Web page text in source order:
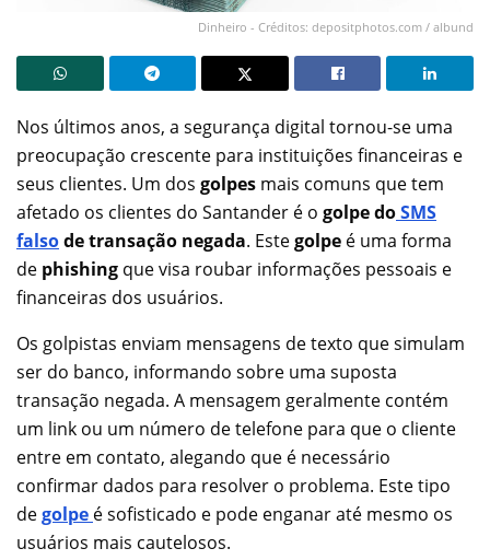
Dinheiro - Créditos: depositphotos.com / albund
Nos últimos anos, a segurança digital tornou-se uma
preocupação crescente para instituições financeiras e
seus clientes. Um dos golpes mais comuns que tem
afetado os clientes do Santander é o golpe doSMS
falsode transação negada. Estegolpe é uma forma
de phishing que visa roubar informações pessoais e
financeiras dos usuários.
Os golpistas enviam mensagens de texto que simulam
ser do banco, informando sobre uma suposta
transação negada. A mensagem geralmente contém
um link ou um número de telefone para que o cliente
entre em contato, alegando que é necessário
confirmar dados para resolver o problema. Este tipo
degolpe é sofisticado e pode enganar até mesmo os
usuários mais cautelosos.